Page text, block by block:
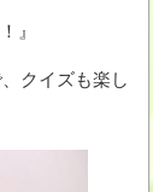
！』
クイズも楽し